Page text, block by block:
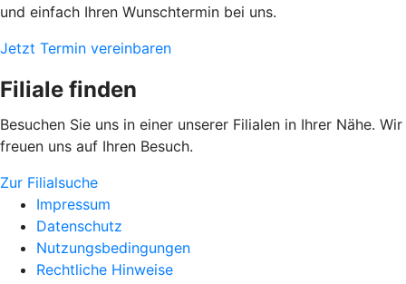
und einfach Ihren Wunschtermin bei uns.
Jetzt Termin vereinbaren
Filiale finden
Besuchen Sie uns in einer unserer Filialen in Ihrer Nähe. Wir
freuen uns auf Ihren Besuch.
Zur Filialsuche
Impressum
Datenschutz
Nutzungsbedingungen
Rechtliche Hinweise